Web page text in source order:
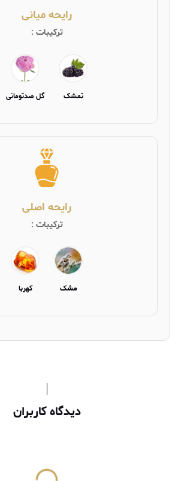
رایحه میانی
ترکیبات :
تمشک گل صدتومانی
رایحه اصلی
ترکیبات :
مشک کهربا
دیدگاه کاربران